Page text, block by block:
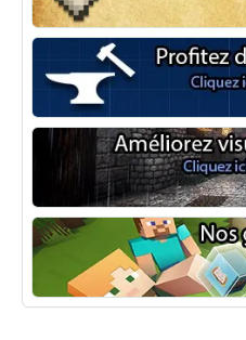
Minecraft Fabric
Minecraft Forge
Shaders Minecraft
Guide Minecraft